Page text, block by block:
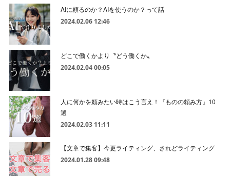
AIに頼るのか？AIを使うのか？って話
2024.02.06 12:46
どこで働くかより〝どう働くか〟
2024.02.04 00:05
人に何かを頼みたい時はこう言え！『ものの頼み方』10
選
2024.02.03 11:11
【文章で集客】今更ライティング、されどライティング
2024.01.28 09:48